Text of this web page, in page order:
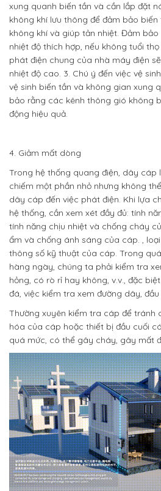
xung quanh biến tần và cần lắp đặt
không khí lưu thông để đảm bảo
không khí và giúp tản nhiệt. Đảm
nhiệt độ thích hợp, nếu không tuổi
phát điện chung của nhà máy điện
nhiệt độ cao. 3. Chú ý đến việc vệ
vệ sinh biến tần và không gian xung
bảo rằng các kênh thông gió không
động hiệu quả.
4. Giảm mất dòng
Trong hệ thống quang điện, dây cáp
chiếm một phần nhỏ nhưng không
dây cáp đến việc phát điện. Khi lựa
hệ thống, cần xem xét đầy đủ: tính
tính năng chịu nhiệt và chống cháy
ẩm và chống ánh sáng của cáp. ,
thông số kỹ thuật của cáp. Trong
hàng ngày, chúng ta phải kiểm tra
hỏng, có rò rỉ hay không, v.v., đặc
đá, việc kiểm tra xem đường dây,
Thường xuyên kiểm tra cáp để tránh
hóa của cáp hoặc thiết bị đầu cuối
quá mức, có thể gây cháy, gây mất